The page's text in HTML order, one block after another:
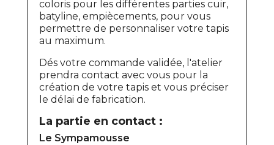
coloris pour les différentes parties cuir,
batyline, empiècements, pour vous
permettre de personnaliser votre tapis
au maximum.
Dés votre commande validée, l'atelier
prendra contact avec vous pour la
création de votre tapis et vous préciser
le délai de fabrication.
La partie en contact :
Le Sympamousse